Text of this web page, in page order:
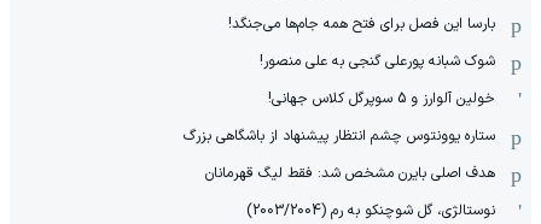
بارسا این فصل برای فتح همه جام‌ها می‌جنگد!
شوک شبانه پورعلی گنجی به علی منصور!
خولین آلوارز و 5 سوپرگل کلاس جهانی!
ستاره یوونتوس چشم انتظار پیشنهاد از باشگاهی بزرگ
هدف اصلی بایرن مشخص شد: فقط لیگ قهرمانان
نوستالژی، گل شوچنکو به رم (2003/2004)